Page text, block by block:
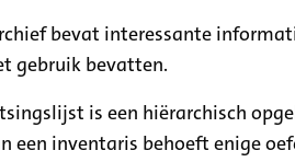
bevat interessante
gebruik bevatten.
is een hiërarchisch
een inventaris behoeft enige